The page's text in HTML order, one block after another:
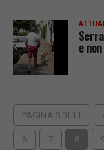
e
PAGINA 8 DI 11
6 7 8